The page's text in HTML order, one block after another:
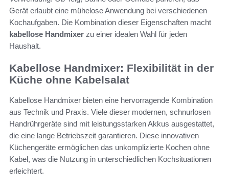
Gerät erlaubt eine mühelose Anwendung bei verschiedenen
Kochaufgaben. Die Kombination dieser Eigenschaften macht
kabellose Handmixer zu einer idealen Wahl für jeden
Haushalt.
Kabellose Handmixer: Flexibilität in der
Küche ohne Kabelsalat
Kabellose Handmixer bieten eine hervorragende Kombination
aus Technik und Praxis. Viele dieser modernen, schnurlosen
Handrührgeräte sind mit leistungsstarken Akkus ausgestattet,
die eine lange Betriebszeit garantieren. Diese innovativen
Küchengeräte ermöglichen das unkomplizierte Kochen ohne
Kabel, was die Nutzung in unterschiedlichen Kochsituationen
erleichtert.